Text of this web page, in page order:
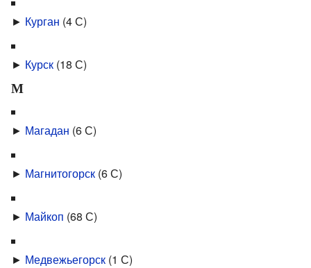
► Курган (4 С)
► Курск (18 С)
М
► Магадан (6 С)
► Магнитогорск (6 С)
► Майкоп (68 С)
► Медвежьегорск (1 С)